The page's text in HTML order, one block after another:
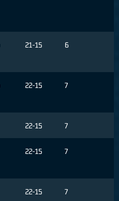
21-15 6
22-15 7
22-15 7
22-15 7
22-15 7